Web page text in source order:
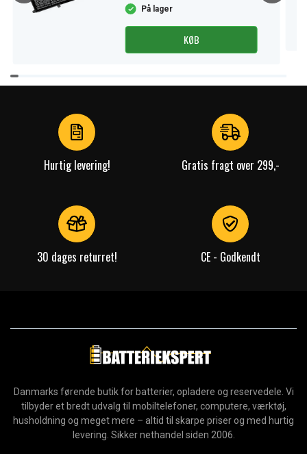
På lager
KØB
Item
1
Hurtig levering! Gratis fragt over 299,-
30 dages returret! CE - Godkendt
Danmarks førende butik for batterier, opladere og reservedele. Vi
tilbyder et bredt udvalg til mobiltelefoner, computere, værktøj,
husholdning og meget mere – altid til skarpe priser og med hurtig
levering. Sikker nethandel siden 2006.